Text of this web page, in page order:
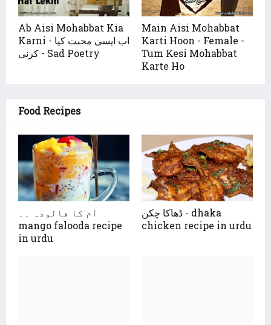
Ab Aisi Mohabbat Kia
Karni - اب ایسی محبت کیا
کرنی - Sad Poetry
Main Aisi Mohabbat
Karti Hoon - Female -
Tum Kesi Mohabbat
Karte Ho
Food Recipes
آم کا فالودہ ۔۔
mango falooda recipe
in urdu
ڈھاکا چکن - dhaka
chicken recipe in urdu